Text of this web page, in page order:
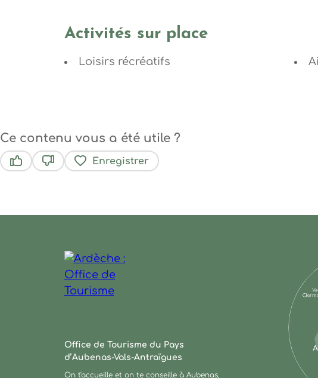
Activités sur place
Loisirs récréatifs
Ce contenu vous a été utile ?
Enregistrer
Office de Tourisme du Pays
d’Aubenas-Vals-Antraïgues
On t'accueille et on te conseille à Aubenas,